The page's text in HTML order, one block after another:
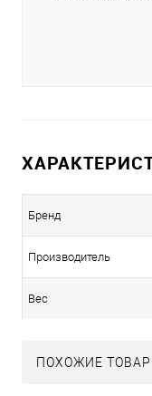
Бренд
Производитель
Вес
ПОХОЖИЕ